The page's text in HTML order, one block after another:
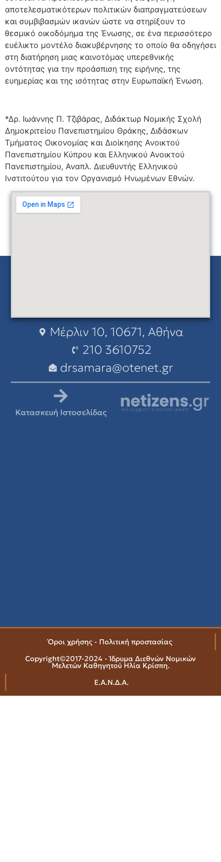
αποτελεσματικότερων πολιτικών διαπραγματεύσεων
και συμβιβασμών ικανών ώστε να στηρίξουν το
θεσμικό οικοδόμημα της Ένωσης, σε ένα περισσότερο
ευέλικτο μοντέλο διακυβέρνησης το οποίο θα οδηγήσει
στη διατήρηση μιας καινοτόμας υπερεθνικής
οντότητας για την προάσπιση της ειρήνης, της
ευημερίας και της ισότητας στην Ευρωπαϊκή Ένωση.
*Δρ. Ιωάννης Π. Τζιβάρας, Διδάκτωρ Νομικής Σχολή
Δημοκριτείου Πανεπιστημίου Θράκης, Διδάσκων
Τμήματος Οικονομίας και Διοίκησης Ανοικτού
Πανεπιστημίου Κύπρου και Ελληνικού Ανοικτού
Πανεπιστημίου, Αναπλ. Διευθυντής Ελληνικού
Ινστιτούτου για τον Οργανισμό Ηνωμένων Εθνών.
Μέρλιν 10, 10671, Αθήνα
210 3610752
drsamara@otenet.gr
Κατασκευή Ιστοσελίδας
Όροι χρήσης - Πολιτική προστασίας
Copyright©2017-2024 - Ίδρυμα Διεθνών Νομικών
Μελετών Καθηγητού Ηλία Κρίσπη.
Ε.Α.Ν.Δ.Α.